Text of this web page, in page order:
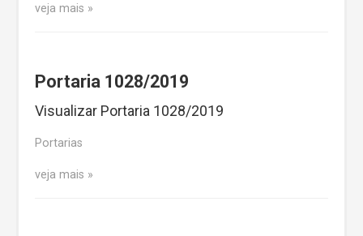
veja mais
Portaria 1028/2019
Visualizar Portaria 1028/2019
Portarias
veja mais